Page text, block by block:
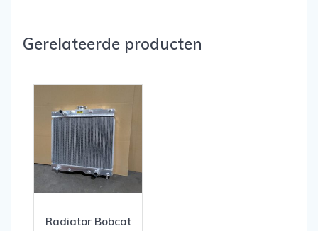
Gerelateerde producten
Radiator Bobcat